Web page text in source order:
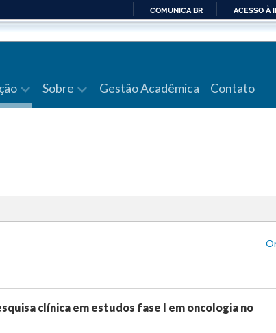
PARA
COMUNICA BR ACESSO À
Sobre Gestão Acadêmica Contato
clínica em estudos fase I em oncologia no